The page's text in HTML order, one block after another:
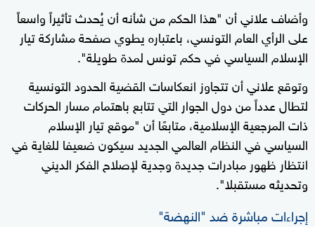
وأضاف علاني أن "هذا الحكم من شأنه أن يُحدث تأثيراً واسعاً
على الرأي العام التونسي، باعتباره يطوي صفحة مشاركة تيار
الإسلام السياسي في حكم تونس لمدة طويلة".
وتوقع علاني أن تتجاوز انعكاسات القضية الحدود التونسية
لتطال عدداً من دول الجوار التي تتابع باهتمام مسار الحركات
ذات المرجعية الإسلامية، متابعًا أن "موقع تيار الإسلام
السياسي في النظام العالمي الجديد سيكون ضعيفا للغاية في
انتظار ظهور مبادرات جديدة وجدية لإصلاح الفكر الديني
وتحديثه مستقبلا".
إجراءات مباشرة ضد "النهضة"